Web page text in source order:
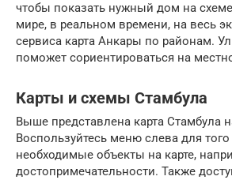
чтобы показать нужный дом на
мире, в реальном времени, на весь
сервиса карта Анкары по районам.
поможет сориентироваться на
Карты и схемы Стамбула
Выше представлена карта Стамбула
Воспользуйтесь меню слева для
необходимые объекты на карте,
достопримечательности. Также